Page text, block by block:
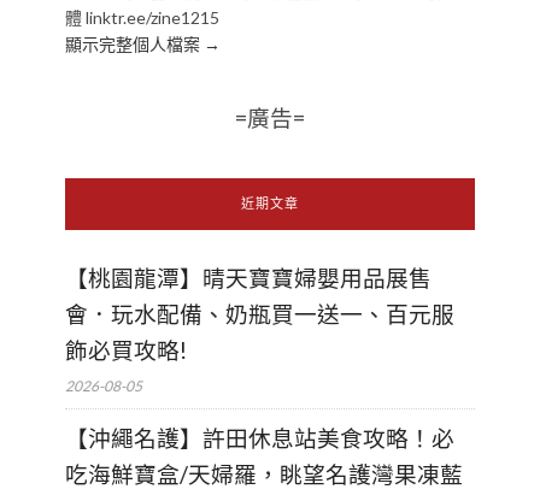
體 linktr.ee/zine1215
顯示完整個人檔案 →
=廣告=
近期文章
【桃園龍潭】晴天寶寶婦嬰用品展售
會．玩水配備、奶瓶買一送一、百元服
飾必買攻略!
2026-08-05
【沖繩名護】許田休息站美食攻略！必
吃海鮮寶盒/天婦羅，眺望名護灣果凍藍